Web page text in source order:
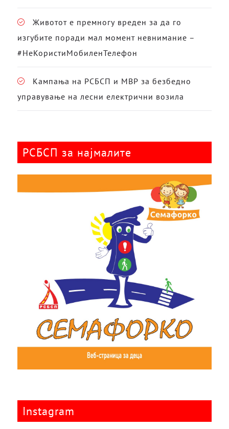
Животот е премногу вреден за да го
изгубите поради мал момент невнимание –
#НеКористиМобиленТелефон
Кампања на РСБСП и МВР за безбедно
управување на лесни електрични возила
РСБСП за најмалите
Instagram